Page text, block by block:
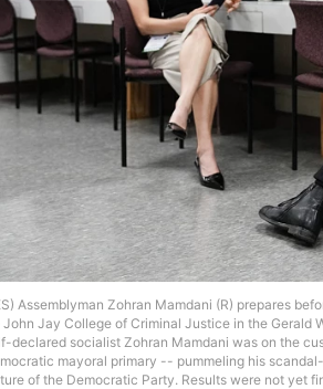
Assemblyman Zohran Mamdani (R) prepares
John Jay College of Criminal Justice in the Gerald
declared socialist Zohran Mamdani was on the
mayoral primary -- pummeling his
of the Democratic Party. Results were not yet